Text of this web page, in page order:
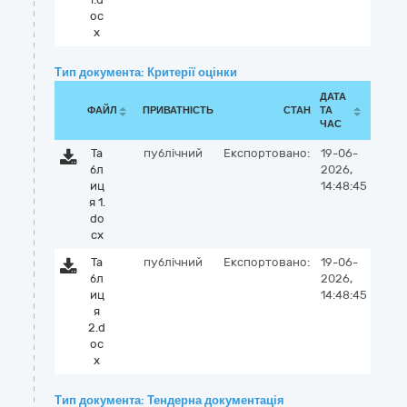
oc
x
Тип документа: Критерії оцінки
ФАЙЛ ПРИВАТНІСТЬ СТАН
ДАТА
ТА
ЧАС
Та
бл
иц
я 1.
do
cx
публічний Експортовано:
19-06-
2026,
14:48:45
Та
бл
иц
я
2.d
oc
x
публічний Експортовано:
19-06-
2026,
14:48:45
Тип документа: Тендерна документація